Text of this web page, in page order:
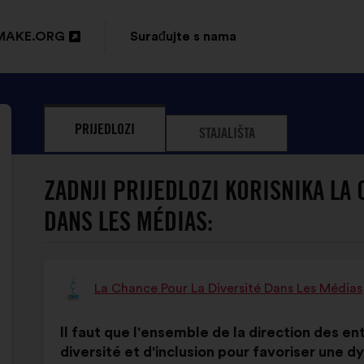
Surađujte s nama
PRIJEDLOZI STAJALIŠTA
ZADNJI PRIJEDLOZI KORISNIKA LA
DANS LES MÉDIAS:
Prijedlog
La Chance Pour La Diversité Dans Les Médias
prijedloga:
Il faut que l'ensemble de la direction des
diversité et d'inclusion pour favoriser une
raspodjelu: